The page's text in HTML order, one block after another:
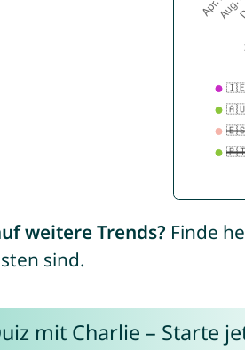
weitere Trends? Finde
sind.
mit Charlie – Starte